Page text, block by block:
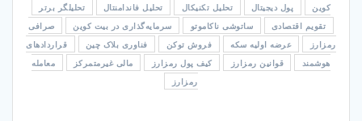
کوین
پول دیجیتال تحلیل تکنیکال تحلیل فاندامنتال
تحلیلگر برتر
تقویم اقتصادی
ساتوشی ناکاموتو سرمایه‌گذاری در بیت کوین
صرافی
رمزارز
عرضه اولیه سکه فروش توکن فناوری بلاک چین
قراردادهای
هوشمند
قوانین رمزارز کیف پول رمزارز مالی غیرمتمرکز
معامله
رمزارز